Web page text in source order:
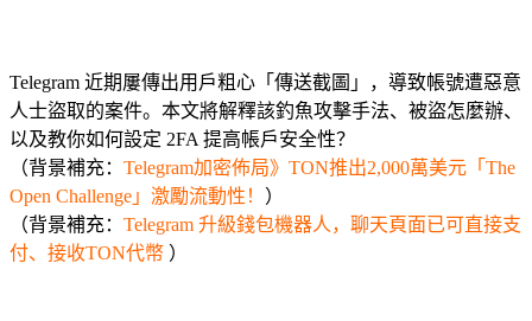
Telegram 近期屢傳出用戶粗心「傳送截圖」，導致帳號遭惡意
人士盜取的案件。本文將解釋該釣魚攻擊手法、被盜怎麼辦、
以及教你如何設定 2FA 提高帳戶安全性？
（背景補充： Telegram加密佈局》TON推出2,000萬美元「The
Open Challenge」激勵流動性！ ）
（背景補充： Telegram 升級錢包機器人，聊天頁面已可直接支
付、接收TON代幣 ）